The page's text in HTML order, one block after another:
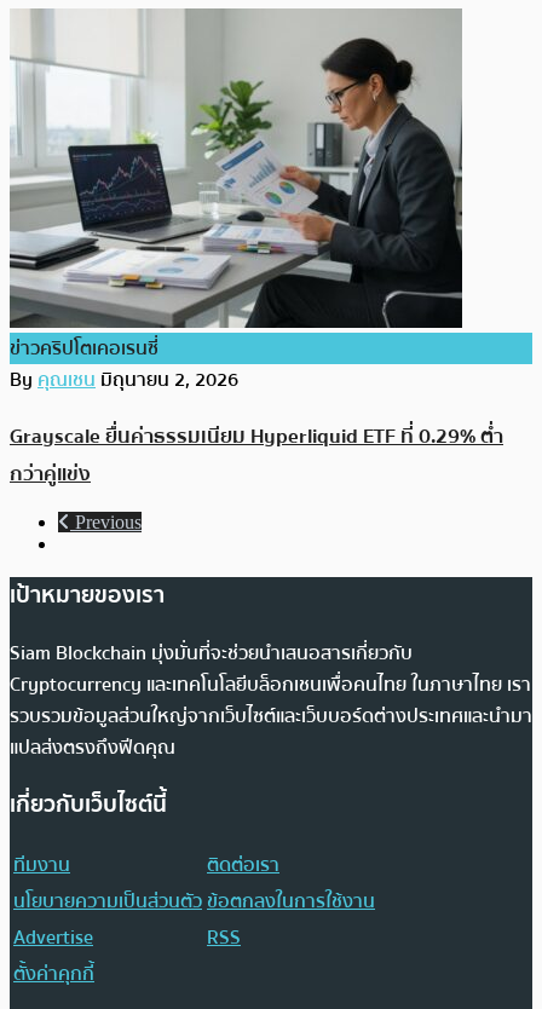
ข่าวคริปโตเคอเรนซี่
Byคุณเชนมิถุนายน 2, 2026
Grayscale ยื่นค่าธรรมเนียม Hyperliquid ETF ที่ 0.29% ต่ำ
กว่าคู่แข่ง
Previous
เป้าหมายของเรา
Siam Blockchain มุ่งมั่นที่จะช่วยนำเสนอสารเกี่ยวกับ
Cryptocurrency และเทคโนโลยีบล็อกเชนเพื่อคนไทย ในภาษาไทย เรา
รวบรวมข้อมูลส่วนใหญ่จากเว็บไซต์และเว็บบอร์ดต่างประเทศและนำมา
แปลส่งตรงถึงฟีดคุณ
เกี่ยวกับเว็บไซต์นี้
ทีมงาน
ติดต่อเรา
นโยบายความเป็นส่วนตัวข้อตกลงในการใช้งาน
Advertise
RSS
ตั้งค่าคุกกี้